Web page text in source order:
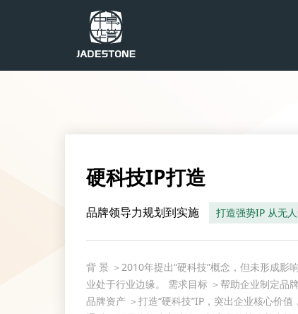
硬科技IP打造
品牌领导力规划到实施 打造强势IP 从无
背 景 ＞2010年提出“硬科技”概念，但未形成影
业处于行业边缘。 需求目标 ＞帮助企业制定品
品牌资产 ＞打造“硬科技”IP，突出企业核心价